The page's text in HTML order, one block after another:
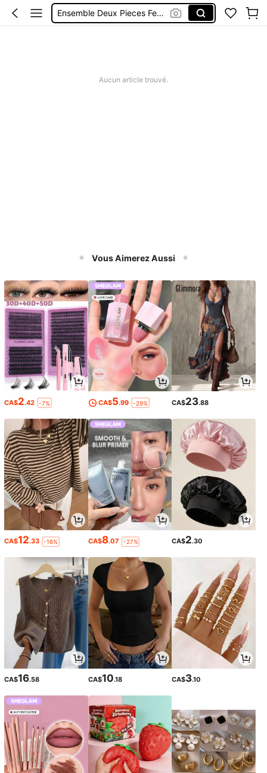
Ensemble Deux Pieces Femme Chic
Maillot De Bain Femme
Aucun article trouvé.
Vous Aimerez Aussi
CA$2.42 -7% CA$5.99 -29% CA$23.88
CA$12.33 -16% CA$8.07 -27% CA$2.30
CA$16.58 CA$10.18 CA$3.10